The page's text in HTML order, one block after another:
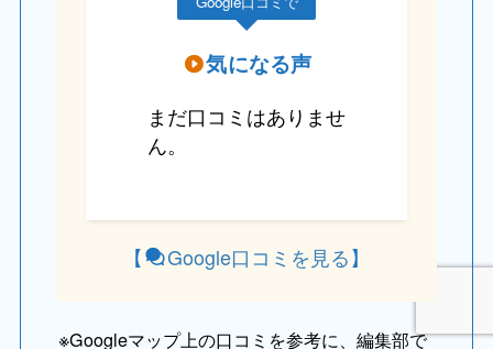
気になる声
まだ口コミはありませ
ん。
【 Google口コミを見る】
※Googleマップ上の口コミを参考に、編集部で